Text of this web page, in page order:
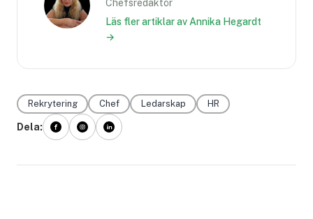
Chefsredaktör
Läs fler artiklar av Annika Hegardt
→
Rekrytering Chef Ledarskap HR
Dela: